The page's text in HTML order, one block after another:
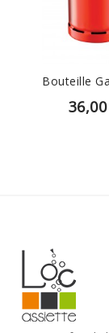
AJOUTER AU
Bouteille